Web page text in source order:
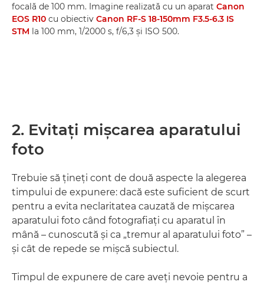
focală de 100 mm. Imagine realizată cu un aparat Canon
EOS R10 cu obiectiv Canon RF-S 18-150mm F3.5-6.3 IS
STM la 100 mm, 1/2000 s, f/6,3 şi ISO 500.
2. Evitaţi mişcarea aparatului
foto
Trebuie să ţineţi cont de două aspecte la alegerea
timpului de expunere: dacă este suficient de scurt
pentru a evita neclaritatea cauzată de mişcarea
aparatului foto când fotografiaţi cu aparatul în
mână – cunoscută şi ca „tremur al aparatului foto” –
şi cât de repede se mişcă subiectul.
Timpul de expunere de care aveţi nevoie pentru a